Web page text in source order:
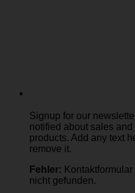
Signup for our
notified about sales and
products. Add any text
remove it.
Fehler:
nicht gefunden.